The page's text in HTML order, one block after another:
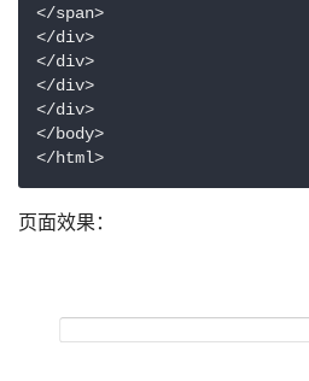
</span>
</div>
</div>
</div>
</div>
</body>
</html>
页面效果：